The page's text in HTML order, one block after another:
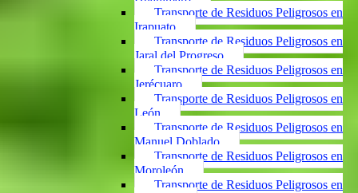
Transporte de Residuos Peligrosos en
Irapuato
Transporte de Residuos Peligrosos en
Jaral del Progreso
Transporte de Residuos Peligrosos en
Jerécuaro
Transporte de Residuos Peligrosos en
León
Transporte de Residuos Peligrosos en
Manuel Doblado
Transporte de Residuos Peligrosos en
Moroleón
Transporte de Residuos Peligrosos en